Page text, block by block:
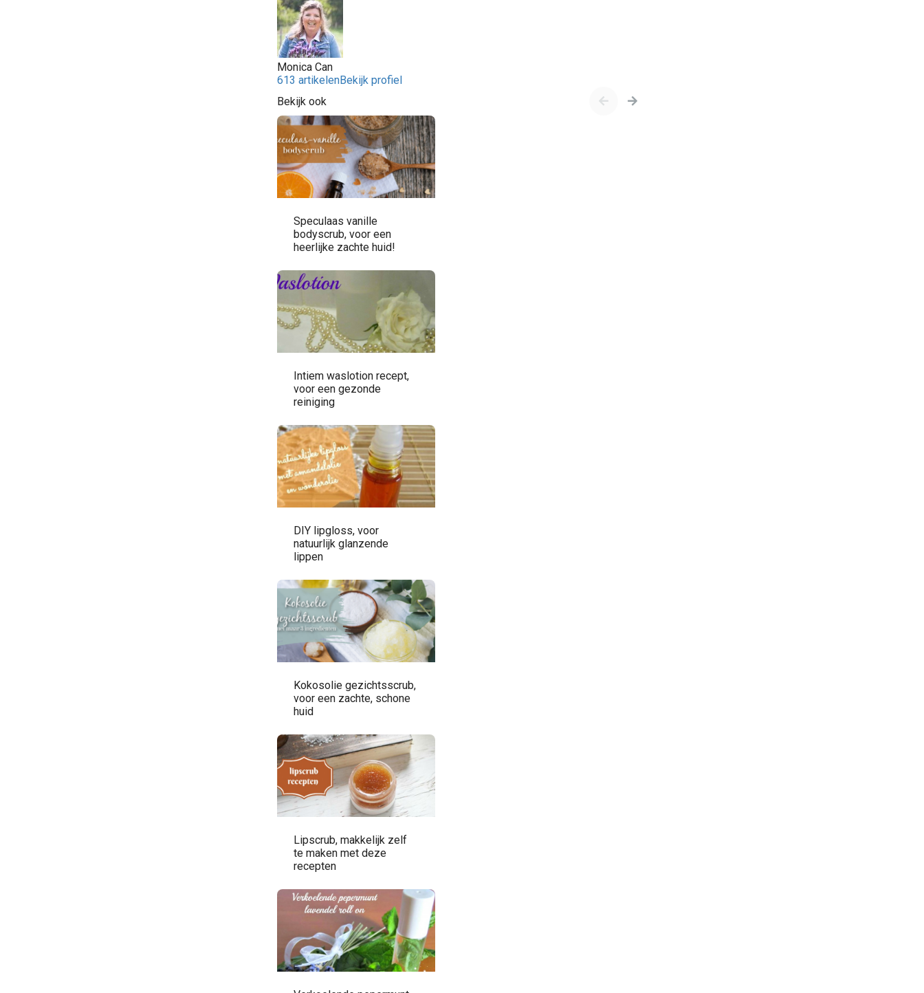
Monica Can
613 artikelenBekijk profiel
Bekijk ook
Speculaas vanille
bodyscrub, voor een
heerlijke zachte huid!
Intiem waslotion recept,
voor een gezonde
reiniging
DIY lipgloss, voor
natuurlijk glanzende
lippen
Kokosolie gezichtsscrub,
voor een zachte, schone
huid
Lipscrub, makkelijk zelf
te maken met deze
recepten